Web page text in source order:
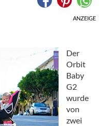
ANZEIGE
Der
Orbit
Baby
G2
wurde
von
zwei